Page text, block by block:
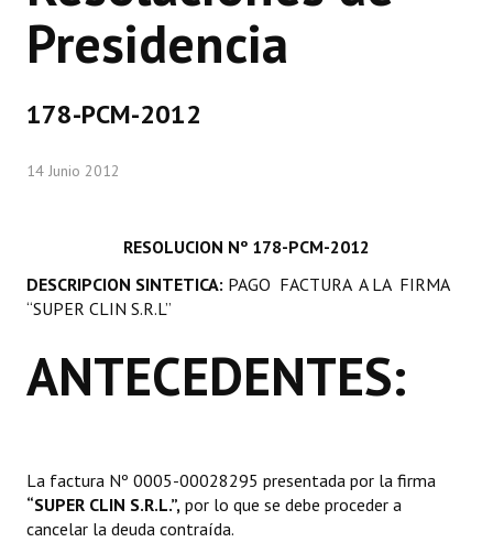
Bloques Políticos
Comisiones Permanentes
Comisiones Especiales
LEGISLACIÓN
Constitución Nacional
Reglamento Interno
Digesto
Presidencia
178-PCM-2012
14 Junio 2012
RESOLUCION Nº 178-PCM-2012
DESCRIPCION SINTETICA: PAGO FACTURA A LA FIRMA
“SUPER CLIN S.R.L”
ANTECEDENTES:
La factura Nº 0005-00028295 presentada por la firma
“SUPER CLIN S.R.L.”, por lo que se debe proceder a
cancelar la deuda contraída.